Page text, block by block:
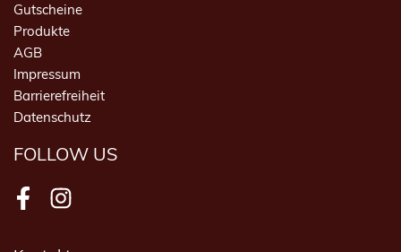
Gutscheine
Produkte
AGB
Impressum
Barrierefreiheit
Datenschutz
FOLLOW US
FacebookInstagram